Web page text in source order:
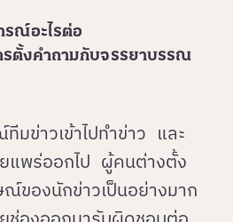
รณ์อะไรต่อ
รตั้งคำถามกับจรรยาบรรณ
มข่าวเข้าไปทำข่าว และ
แพร่ออกไป ผู้คนต่างตั้ง
ของนักข่าวเป็นอย่างมาก